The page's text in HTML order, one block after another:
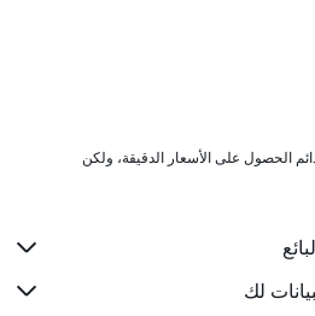
لك